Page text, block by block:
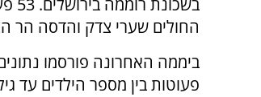
החולים שערי צדק והדסה הר
ביממה האחרונה פורסמו
פעוטות בין מספר הילדים עד